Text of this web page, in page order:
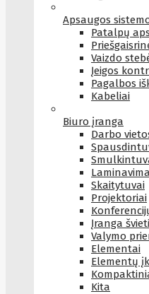
Apsaugos
Patalpų
Vaizdo
Įeigos
Pagalbos
Kabeliai
Biuro įranga
Darbo
Skaitytuvai
Projektoriai
Įranga
Valymo
Elementai
Elementų
Kita